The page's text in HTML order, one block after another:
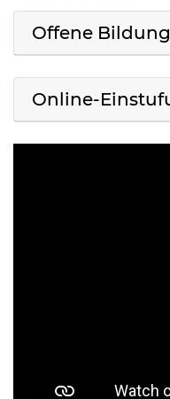
Offene
Online-